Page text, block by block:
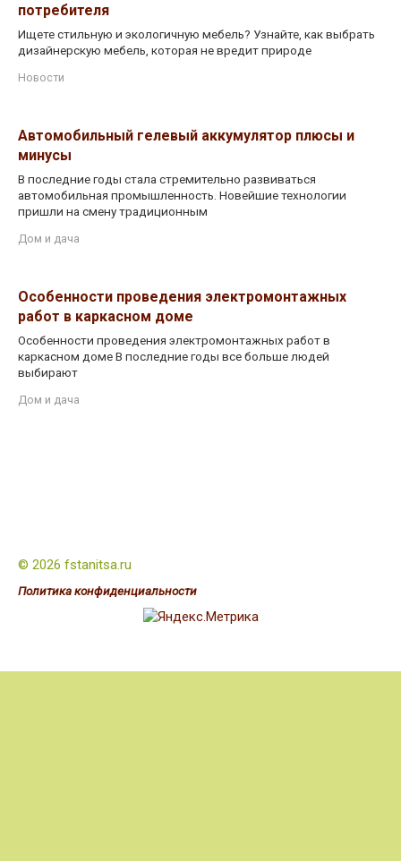
потребителя
Ищете стильную и экологичную мебель? Узнайте, как выбрать
дизайнерскую мебель, которая не вредит природе
Новости
Автомобильный гелевый аккумулятор плюсы и
минусы
В последние годы стала стремительно развиваться
автомобильная промышленность. Новейшие технологии
пришли на смену традиционным
Дом и дача
Особенности проведения электромонтажных
работ в каркасном доме
Особенности проведения электромонтажных работ в
каркасном доме В последние годы все больше людей
выбирают
Дом и дача
© 2026 fstanitsa.ru
Политика конфиденциальности